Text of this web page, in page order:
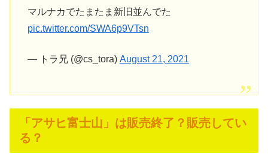
マルナカでたまたま新旧並んでた
pic.twitter.com/SWA6p9VTsn
— トラ兄 (@cs_tora) August 21, 2021
「アサヒ富士山」は販売終了？販売してい
る？